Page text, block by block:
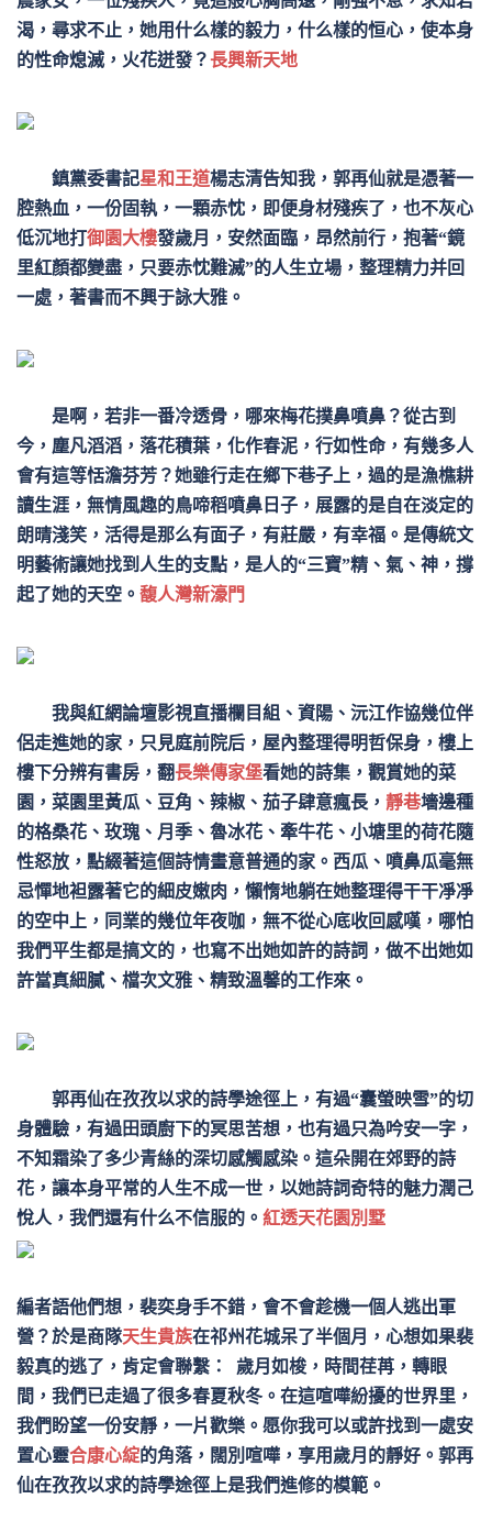
渴，尋求不止，她用什么樣的毅力，什么樣的恒心，使本身
的性命熄滅，火花迸發？長興新天地
鎮黨委書記星和王道楊志清告知我，郭再仙就是憑著一
腔熱血，一份固執，一顆赤忱，即便身材殘疾了，也不灰心
低沉地打御園大樓發歲月，安然面臨，昂然前行，抱著“鏡
里紅顏都變盡，只要赤忱難滅”的人生立場，整理精力并回
一處，著書而不興于詠大雅。
是啊，若非一番冷透骨，哪來梅花撲鼻噴鼻？從古到
今，塵凡滔滔，落花積葉，化作春泥，行如性命，有幾多人
會有這等恬澹芬芳？她雖行走在鄉下巷子上，過的是漁樵耕
讀生涯，無情風趣的鳥啼稻噴鼻日子，展露的是自在淡定的
朗晴淺笑，活得是那么有面子，有莊嚴，有幸福。是傳統文
明藝術讓她找到人生的支點，是人的“三寶”精、氣、神，撐
起了她的天空。 馥人灣新濠門
我與紅網論壇影視直播欄目組、資陽、沅江作協幾位伴
侶走進她的家，只見庭前院后，屋內整理得明哲保身，樓上
樓下分辨有書房，翻長樂傳家堡看她的詩集，觀賞她的菜
園，菜園里黃瓜、豆角、辣椒、茄子肆意瘋長， 靜巷墻邊種
的格桑花、玫瑰、月季、魯冰花、牽牛花、小塘里的荷花隨
性怒放，點綴著這個詩情畫意普通的家。西瓜、噴鼻瓜毫無
忌憚地袒露著它的細皮嫩肉，懶惰地躺在她整理得干干凈凈
的空中上，同業的幾位年夜咖，無不從心底收回感嘆，哪怕
我們平生都是搞文的，也寫不出她如許的詩詞，做不出她如
許當真細膩、檔次文雅、精致溫馨的工作來。
郭再仙在孜孜以求的詩學途徑上，有過“囊螢映雪”的切
身體驗，有過田頭廚下的冥思苦想，也有過只為吟安一字，
不知霜染了多少青絲的深切感觸感染。這朵開在郊野的詩
花，讓本身平常的人生不成一世，以她詩詞奇特的魅力潤己
悅人，我們還有什么不信服的。 紅透天花園別墅
編者語他們想，裴奕身手不錯，會不會趁機一個人逃出軍
營？於是商隊天生貴族在祁州花城呆了半個月，心想如果裴
毅真的逃了，肯定會聯繫： 歲月如梭，時間荏苒，轉眼
間，我們已走過了很多春夏秋冬。在這喧嘩紛擾的世界里，
我們盼望一份安靜，一片歡樂。愿你我可以或許找到一處安
置心靈合康心綻的角落，闊別喧嘩，享用歲月的靜好。 郭再
仙在孜孜以求的詩學途徑上是我們進修的模範。